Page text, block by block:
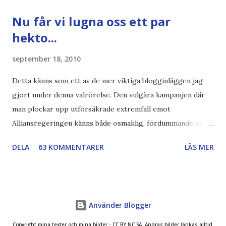
min bloggläsarundersökning Läs även andra bloggares
åsikter om Century Gothic , besparingar , Ecofont ,
DN , Ex
Nu får vi lugna oss ett par
hekto...
september 18, 2010
Detta känns som ett av de mer viktiga blogginläggen jag
gjort under denna valrörelse. Den vulgära kampanjen där
man plockar upp utförsäkrade extremfall emot
Alliansregeringen känns både osmaklig, fördummande och
Och nej, det handlar absolut inte om att jag negligerar eller
Det handlar dels om fyrkantig byråkrati och ett lovvärt
försök att rensa upp i det svårnavigerade träsk som
DELA 63 KOMMENTARER LÄS MER
Använder Blogger